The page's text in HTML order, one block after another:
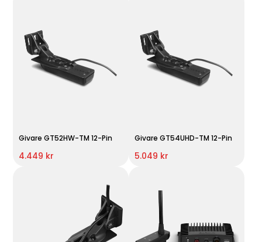
Givare GT52HW-TM 12-Pin
4.449 kr
Givare GT54UHD-TM 12-Pin
5.049 kr